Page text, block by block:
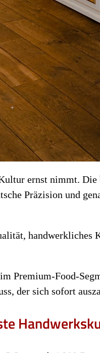
ernst nimmt. Die
Präzision und
handwerkliches
Premium-Food-
der sich sofort